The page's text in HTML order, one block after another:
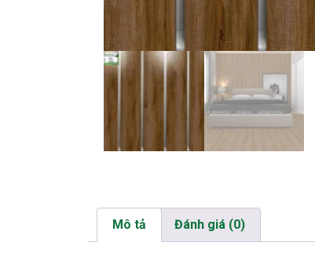
Mô tả Đánh giá (0)